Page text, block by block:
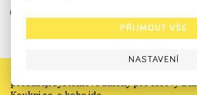
Rekonstrukce státu končí. Její členské
prosazují systémové změny pro férový a
PŘIJMOUT VŠE
NASTAVENÍ